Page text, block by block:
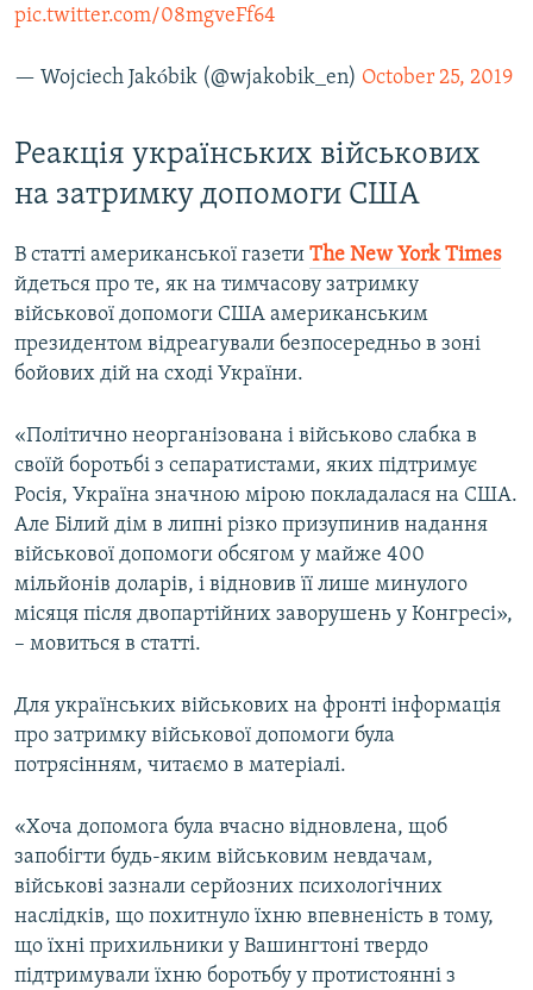
pic.twitter.com/08mgveFf64
— Wojciech Jakóbik (@wjakobik_en) October 25, 2019
Реакція українських військових
на затримку допомоги США
В статті американської газети The New York Times
йдеться про те, як на тимчасову затримку
військової допомоги США американським
президентом відреагували безпосередньо в зоні
бойових дій на сході України.
«Політично неорганізована і військово слабка в
своїй боротьбі з сепаратистами, яких підтримує
Росія, Україна значною мірою покладалася на США.
Але Білий дім в липні різко призупинив надання
військової допомоги обсягом у майже 400
мільйонів доларів, і відновив її лише минулого
місяця після двопартійних заворушень у Конгресі»,
– мовиться в статті.
Для українських військових на фронті інформація
про затримку військової допомоги була
потрясінням, читаємо в матеріалі.
«Хоча допомога була вчасно відновлена, щоб
запобігти будь-яким військовим невдачам,
військові зазнали серйозних психологічних
наслідків, що похитнуло їхню впевненість в тому,
що їхні прихильники у Вашингтоні твердо
підтримували їхню боротьбу у протистоянні з